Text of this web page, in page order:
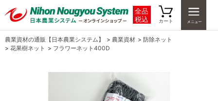
全品
税込
カート
農業資材の通販【日本農業システム】 > 農業資材 > 防除ネット
> 花果樹ネット > フラワーネット400D